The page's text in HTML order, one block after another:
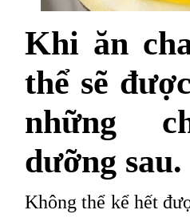
Khi ăn
thể sẽ
những
dưỡng sau.
Không thể kể hết